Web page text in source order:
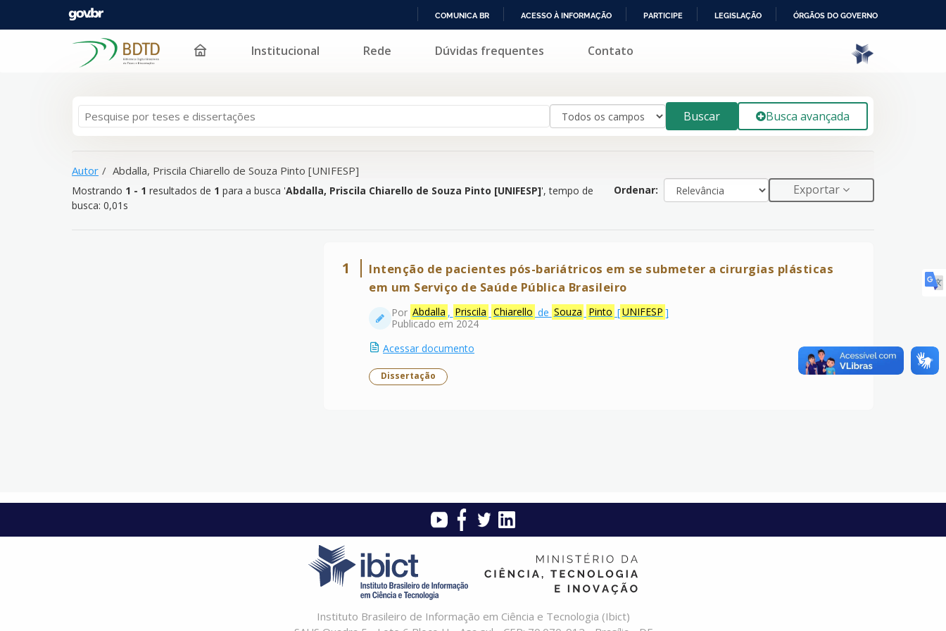
PARA
COMUNICA BR ACESSO À INFORMAÇÃO PARTICIPE LEGISLAÇÃO ÓRGÃOS DO GOVERNO
resultados de1para a busca ' Abdalla, Priscila Chiarello de Souza Pinto [UNIFESP]'
Pular para o conteúdo Institucional Rede Dúvidas frequentes Contato
Buscar Busca avançada
Autor Abdalla, Priscila Chiarello de Souza Pinto [UNIFESP]
Mostrando 1 - 1 resultados de 1 para a busca 'Abdalla, Priscila Chiarello de Souza Pinto [UNIFESP]', tempo de
busca: 0,01s
Ordenar: Exportar
1
Intenção de pacientes pós-bariátricos em se submeter a cirurgias plásticas
em um Serviço de Saúde Pública Brasileiro
Por Abdalla , Priscila Chiarello de Souza Pinto [UNIFESP ]
Publicado em 2024
Acessar documento
Dissertação
Instituto Brasileiro de Informação em Ciência e Tecnologia (Ibict)